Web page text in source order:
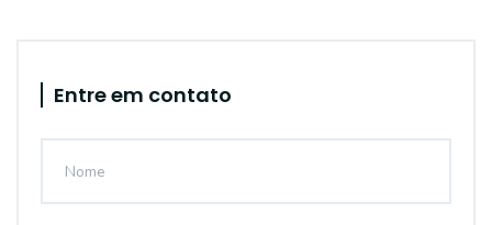
Entre em contato